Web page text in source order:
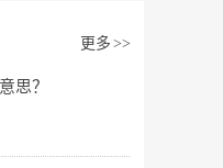
更多 >>
思？